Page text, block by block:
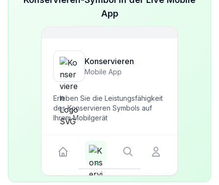
App
Konservieren
Mobile App
Erleben Sie die Leistungsfähigkeit
des Konservieren Symbols auf
Ihrem Mobilgerät